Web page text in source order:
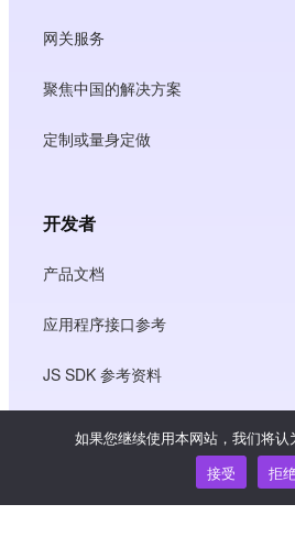
网关服务
聚焦中国的解决方案
定制或量身定做
开发者
产品文档
应用程序接口参考
JS SDK 参考资料
知识中心
如果您继续使用本网站，我们将认
接受
拒绝